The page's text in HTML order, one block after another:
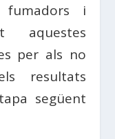
i
aquestes
per als no
resultats
següent